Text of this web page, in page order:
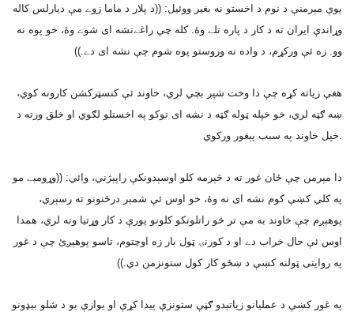
يوې مېرمنې د نوم د اخستو نه بغير ووئيل: ((د پلار د ماما زوے مې ديارلس کاله
وړاندې ايران ته د کار د پاره تلے وۀ. کله چې راغےنشه اى شوے وۀ، خو پوه نه
وو. زه ئې ورکړم، د واده نه وروستو پوه شوم چې نشه اى دے.))
هغې زياته کړه چې دا وخت شپږ بچي لري، خاوند ئې کنسټرکشن کارونه کوي،
ښه ګټه لري، خو خپله ټوله ګټه د نشه اى توکو په اخستلو لګوي او خلق ورته د
خپل خاوند په سبب پېغور ورکوي.
دا مېرمن چې ځان غور ته د څېرمه کلو اوسېدونکې راپېژني، وائي: ((وړومبے مو
په کلي کښې کوم نشه اى نه وۀ، خو اوس ئې شمېر درځنونو ته رسېږي،
پوهېږم چې خاوند به مې تر څو راتلونکو کلونو پورې د کار وړتيا ونه لري، همدا
اوس ئې حال خراب دے او د کورنۍ ټول بار زه اوچتوم، تاسو پوهېږئ چې د غور
په روايتى ټولنه کښې د ښځو کار کول ستونزمن دي.))
په غور کښې د عمليانو زياتېدو ګڼې ستونزې پيدا کړې او يوازې يو د شلو بيډونو